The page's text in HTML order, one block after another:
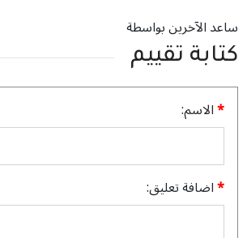
ساعد الآخرين بواسطة
كتابة تقييم
الاسم:
اضافة تعليق: